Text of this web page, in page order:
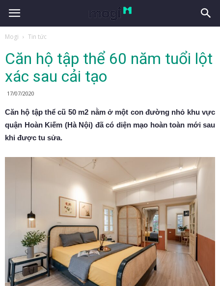
Mogi Tin tức
Căn hộ tập thể 60 năm tuổi lột
xác sau cải tạo
17/07/2020
Căn hộ tập thể cũ 50 m2 nằm ở một con đường nhỏ khu vực
quận Hoàn Kiếm (Hà Nội) đã có diện mạo hoàn toàn mới sau
khi được tu sửa.